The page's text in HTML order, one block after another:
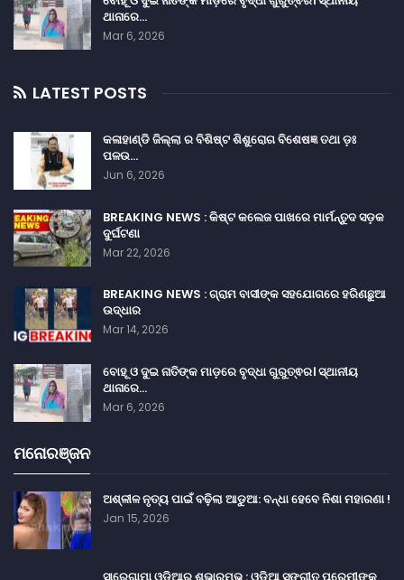
ଥାନାରେ…
Mar 6, 2026
LATEST POSTS
କଳାହାଣ୍ଡି ଜିଲ୍ଲା ର ବିଶିଷ୍ଟ ଶିଶୁରୋଗ ବିଶେଷଜ୍ଞ ତଥା ଡ଼ଃ
ପଳଉ…
Jun 6, 2026
BREAKING NEWS : କିଷ୍ଟ କଲେଜ ପାଖରେ ମାର୍ମନ୍ତୁଦ ସଡ଼କ
ଦୁର୍ଘଟଣା
Mar 22, 2026
BREAKING NEWS : ଗ୍ରାମ ବାସୀଙ୍କ ସହଯୋଗରେ ହରିଣଛୁଆ
ଉଦ୍ଧାର
Mar 14, 2026
ବୋହୂ ଓ ଦୁଇ ନାତିଙ୍କ ମାଡ଼ରେ ବୃଦ୍ଧା ଗୁରୁତ୍ଵର। ସ୍ଥାନୀୟ
ଥାନାରେ…
Mar 6, 2026
ମନୋରଞ୍ଜନ
ଅଶ୍ଳୀଳ ନୃତ୍ୟ ପାଇଁ ବଢ଼ିଲା ଆଡୁଆ: ବନ୍ଧା ହେବେ ନିଶା ମହାରଣା !
Jan 15, 2026